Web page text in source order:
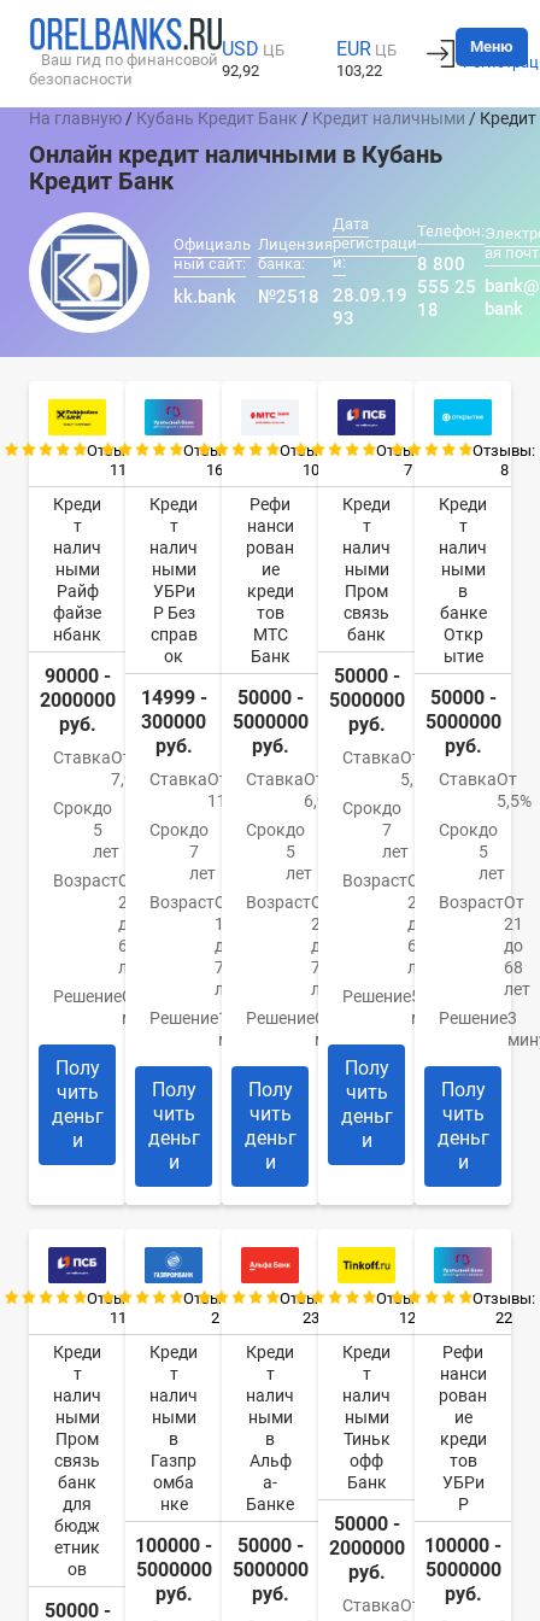
Ваш гид по финансовой
безопасности
USD ЦБ
92,92
EUR ЦБ
103,22
Вход
Меню
На главную / Кубань Кредит Банк / Кредит наличными /
Онлайн кредит наличными в Кубань
Кредит Банк
Официаль
ный сайт:
kk.bank
Лицензия
банка:
№2518
Дата
регистраци
и:
28.09.19
93
Телефон:
8 800
555 25
18
ая
bank
Отзывы:
11
Креди
т
налич
ными
Райф
файзе
нбанк
90000 -
2000000
руб.
СтавкаОт
7,99%
Срокдо
5
лет
ВозрастОт
23
до
67
лет
РешениеОт 2
минут
Полу
чить
деньг
и
Отзывы:
16
Креди
т
налич
ными
УБРи
Р Без
справ
ок
14999 -
300000
руб.
СтавкаОт
11%
Срокдо
7
лет
ВозрастОт
19
до
75
лет
Решение15
минут
Полу
чить
деньг
и
Отзывы:
10
Рефи
нанси
рован
ие
креди
тов
МТС
Банк
50000 -
5000000
руб.
СтавкаОт
6,9%
Срокдо
5
лет
ВозрастОт
20
до
70
лет
РешениеОт 15
минут
Полу
чить
деньг
и
Отзывы:
7
Креди
т
налич
ными
Пром
связь
банк
50000 -
5000000
руб.
СтавкаОт
5,5%
Срокдо
7
лет
ВозрастОт
23
до
65
лет
Решение5
минут
Полу
чить
деньг
и
Отзывы:
8
Креди
т
налич
ными
в
банке
Откр
ытие
50000 -
5000000
руб.
СтавкаОт
5,5%
Срокдо
5
лет
ВозрастОт
21
до
68
лет
Решение3
Полу
чить
деньг
и
Отзывы:
11
Креди
т
налич
ными
Пром
связь
банк
для
бюдж
етник
ов
50000 -
Отзывы:
2
Креди
т
налич
ными
в
Газпр
омба
нке
100000 -
5000000
руб.
Отзывы:
23
Креди
т
налич
ными
в
Альф
а-
Банке
50000 -
5000000
руб.
Отзывы:
12
Креди
т
налич
ными
Тиньк
офф
Банк
50000 -
2000000
руб.
СтавкаОт
Отзывы:
22
Рефи
нанси
рован
ие
креди
тов
УБРи
Р
100000 -
5000000
руб.